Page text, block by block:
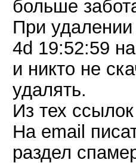
больше
При
4d 19:52:59
и никто не
удалять.
Из тех
На email
раздел